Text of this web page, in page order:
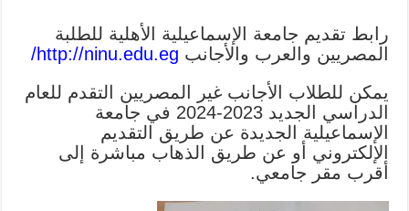
رابط تقديم جامعة الإسماعيلية الأهلية للطلبة
المصريين والعرب والأجانب http://ninu.edu.eg/
يمكن للطلاب الأجانب غير المصريين التقدم للعام
الدراسي الجديد 2023-2024 في جامعة
الإسماعيلية الجديدة عن طريق التقديم
الإلكتروني أو عن طريق الذهاب مباشرة إلى
أقرب مقر جامعي.